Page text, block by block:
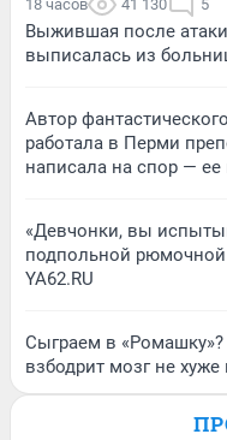
18 часов 41 130 5
Выжившая после
выписалась из
Автор
работала в Перми
написала на спор — ее
«Девчонки, вы
подпольной
YA62.RU
Сыграем в
взбодрит мозг не хуже